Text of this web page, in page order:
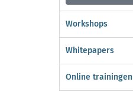
Workshops
Whitepapers
Online trainingen